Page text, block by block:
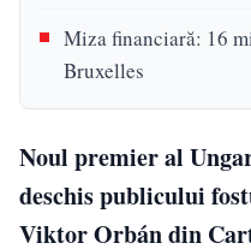
Miza financiară: 16
Bruxelles
Noul premier al
deschis publicului
Viktor Orbán din